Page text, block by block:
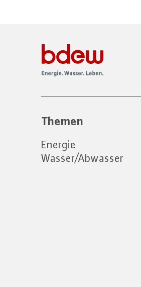
Themen
Energie
Wasser/Abwasser